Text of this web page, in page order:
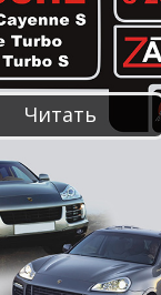
Читать